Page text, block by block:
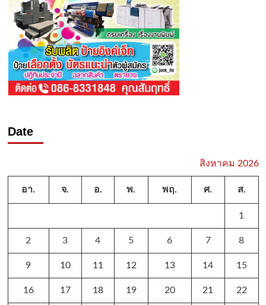
Date
สิงหาคม 2026
อา. จ. อ. พ. พฤ. ศ. ส.
1
2 3 4 5 6 7 8
9 10 11 12 13 14 15
16 17 18 19 20 21 22